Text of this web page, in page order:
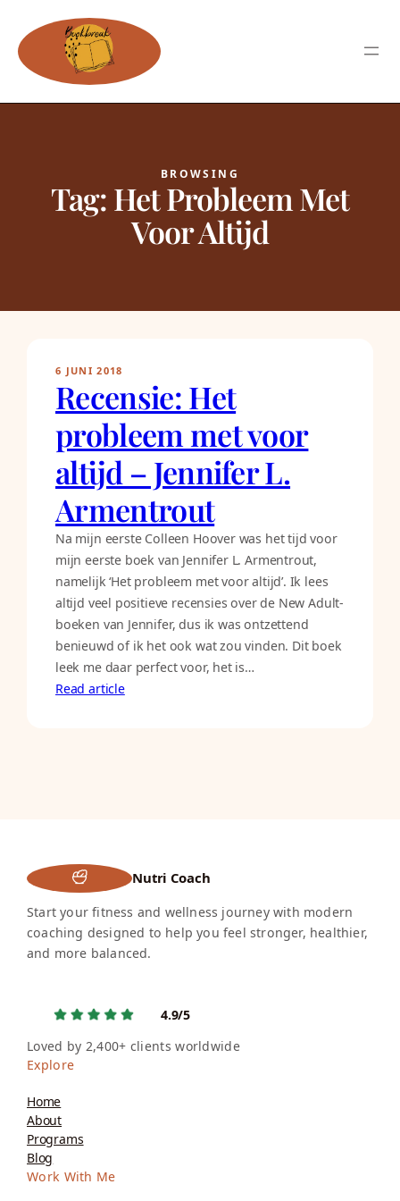
BROWSING
Tag:Het Probleem Met
Voor Altijd
6 JUNI 2018
Recensie: Het
probleem met voor
altijd – Jennifer L.
Armentrout
Na mijn eerste Colleen Hoover was het tijd voor
mijn eerste boek van Jennifer L. Armentrout,
namelijk ‘Het probleem met voor altijd’. Ik lees
altijd veel positieve recensies over de New Adult-
boeken van Jennifer, dus ik was ontzettend
benieuwd of ik het ook wat zou vinden. Dit boek
leek me daar perfect voor, het is…
Read article
Nutri Coach
Start your fitness and wellness journey with modern
coaching designed to help you feel stronger, healthier,
and more balanced.
4.9/5
Loved by 2,400+ clients worldwide
Explore
Home
About
Programs
Blog
Work With Me